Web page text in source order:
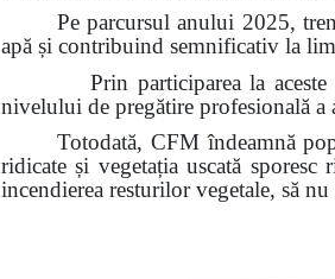
Pe parcursul anului 2025,
apă și contribuind semnificativ la
Prin participarea la aceste
nivelului de pregătire profesională
Totodată, CFM îndeamnă
ridicate și vegetația uscată
incendierea resturilor vegetale, să